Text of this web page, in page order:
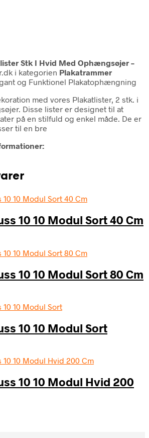
Stk I Hvid Med Ophængsøjer –
i kategorien Plakatrammer
og Funktionel Plakatophængning
med vores Plakatlister, 2 stk. i
Disse lister er designet til at
på en stilfuld og enkel måde. De er
til en bre
10 10 Modul Sort 40 Cm
10 10 Modul Sort 80 Cm
10 10 Modul Sort
10 10 Modul Hvid 200